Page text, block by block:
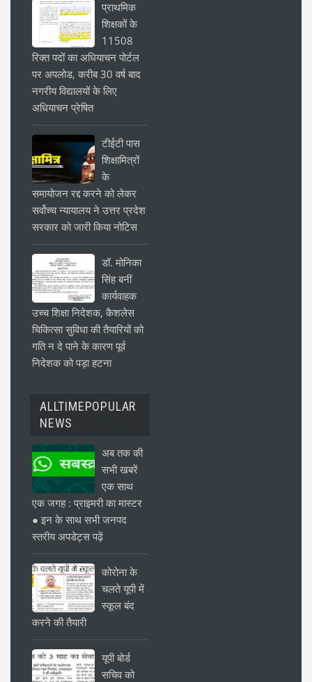
प्राथमिक
शिक्षकों के
11508
रिक्त पदों का अधियाचन पोर्टल
पर अपलोड, करीब 30 वर्ष बाद
नगरीय विद्यालयों के लिए
अधियाचन प्रेषित
टीईटी पास
शिक्षामित्रों
के
समायोजन रद्द करने को लेकर
सर्वोच्च न्यायालय ने उत्तर प्रदेश
सरकार को जारी किया नोटिस
डॉ. मोनिका
सिंह बनीं
कार्यवाहक
उच्च शिक्षा निदेशक, कैशलेस
चिकित्सा सुविधा की तैयारियों को
गति न दे पाने के कारण पूर्व
निदेशक को पड़ा हटना
ALLTIMEPOPULAR
NEWS
अब तक की
सभी खबरें
एक साथ
एक जगह : प्राइमरी का मास्टर
● इन के साथ सभी जनपद
स्तरीय अपडेट्स पढ़ें
कोरोना के
चलते यूपी में
स्कूल बंद
करने की तैयारी
यूपी बोर्ड
सचिव को